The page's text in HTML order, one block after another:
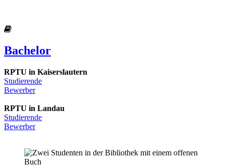
Bachelor
RPTU in Kaiserslautern
Studierende
Bewerber
RPTU in Landau
Studierende
Bewerber